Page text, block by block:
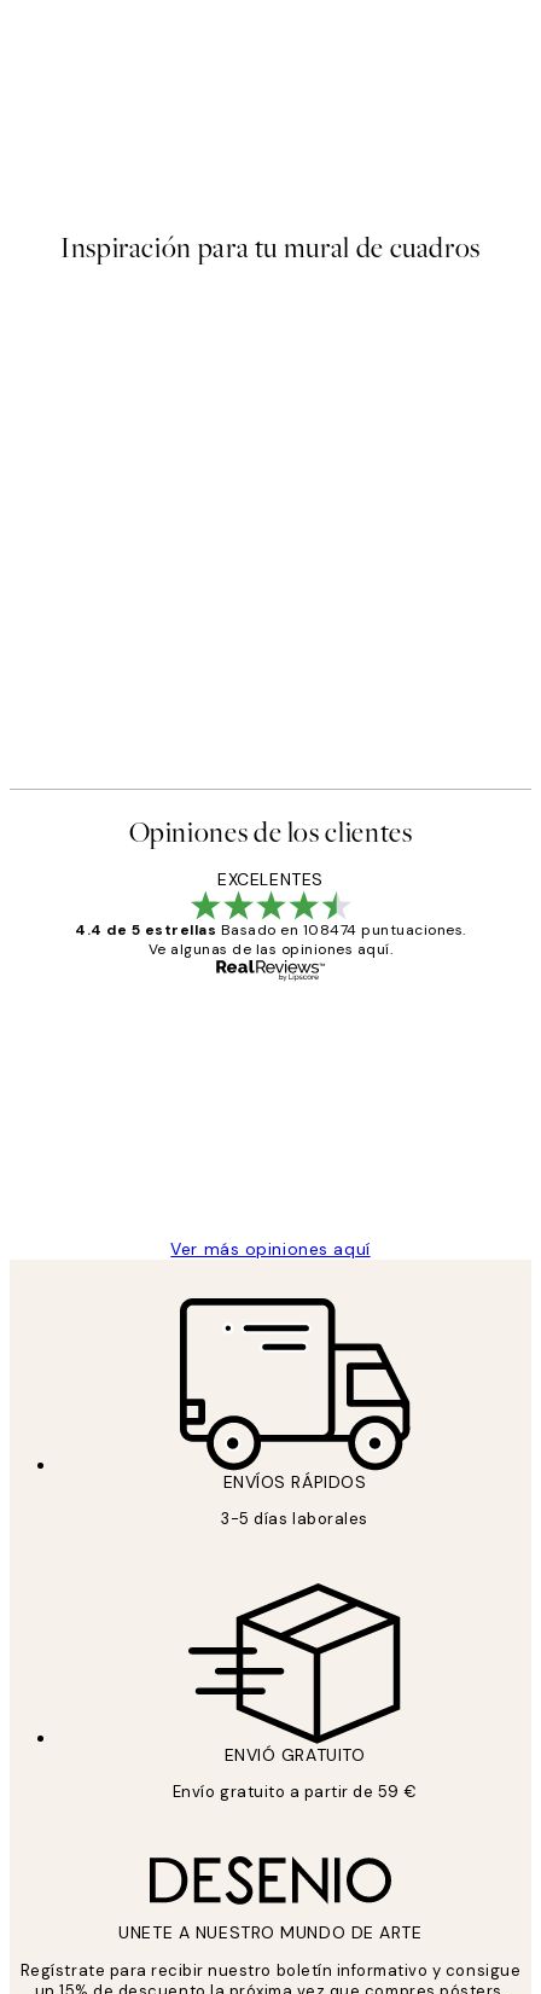
Inspiración para tu mural de cuadros
Opiniones de los clientes
EXCELENTES
4.4 de 5 estrellas Basado en 108474 puntuaciones.
Ve algunas de las opiniones aquí.
Ver más opiniones aquí
ENVÍOS RÁPIDOS
3-5 días laborales
ENVIÓ GRATUITO
Envío gratuito a partir de 59 €
UNETE A NUESTRO MUNDO DE ARTE
Regístrate para recibir nuestro boletín informativo y consigue